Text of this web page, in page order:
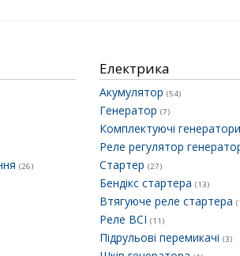
(26)
Електрика
Акумулятор (54)
Генератор (7)
Комплектуючі генератори
Реле регулятор
Стартер (27)
Бендікс стартера (13)
Втягуюче реле стартера
Реле ВСІ (11)
Підрульові перемикачі (3)